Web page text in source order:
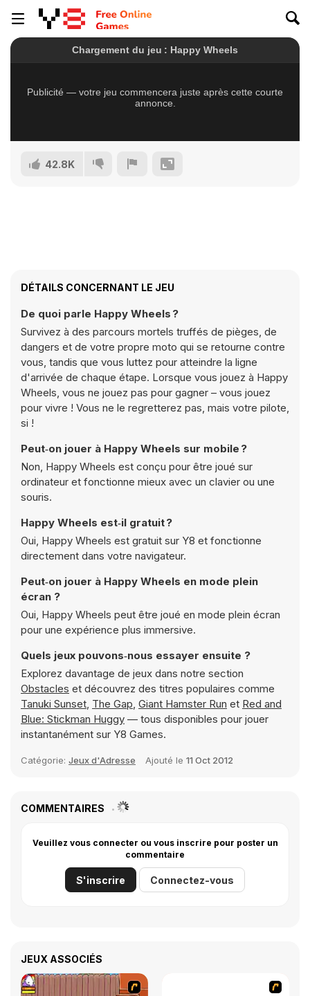
42.8K
DÉTAILS CONCERNANT LE JEU
De quoi parle Happy Wheels ?
Survivez à des parcours mortels truffés de pièges, de
dangers et de votre propre moto qui se retourne contre
vous, tandis que vous luttez pour atteindre la ligne
d'arrivée de chaque étape. Lorsque vous jouez à Happy
Wheels, vous ne jouez pas pour gagner – vous jouez
pour vivre ! Vous ne le regretterez pas, mais votre pilote,
si !
Peut‑on jouer à Happy Wheels sur mobile ?
Non, Happy Wheels est conçu pour être joué sur
ordinateur et fonctionne mieux avec un clavier ou une
souris.
Happy Wheels est‑il gratuit ?
Oui, Happy Wheels est gratuit sur Y8 et fonctionne
directement dans votre navigateur.
Peut‑on jouer à Happy Wheels en mode plein
écran ?
Oui, Happy Wheels peut être joué en mode plein écran
pour une expérience plus immersive.
Quels jeux pouvons‑nous essayer ensuite ?
Explorez davantage de jeux dans notre section
Obstacles et découvrez des titres populaires comme
Tanuki Sunset, The Gap, Giant Hamster Run et Red and
Blue: Stickman Huggy — tous disponibles pour jouer
instantanément sur Y8 Games.
Catégorie: Jeux d'Adresse Ajouté le 11 Oct 2012
COMMENTAIRES
Veuillez vous connecter ou vous inscrire pour poster un
commentaire
S'inscrire Connectez-vous
JEUX ASSOCIÉS